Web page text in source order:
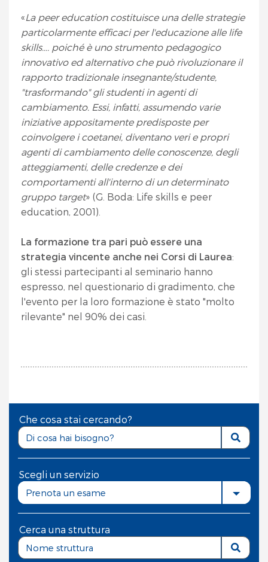
«La peer education costituisce una delle strategie
particolarmente efficaci per l'educazione alle life
skills…. poiché è uno strumento pedagogico
innovativo ed alternativo che può rivoluzionare il
rapporto tradizionale insegnante/studente,
"trasformando" gli studenti in agenti di
cambiamento. Essi, infatti, assumendo varie
iniziative appositamente predisposte per
coinvolgere i coetanei, diventano veri e propri
agenti di cambiamento delle conoscenze, degli
atteggiamenti, delle credenze e dei
comportamenti all'interno di un determinato
gruppo target» (G. Boda: Life skills e peer
education, 2001).
La formazione tra pari può essere una
strategia vincente anche nei Corsi di Laurea:
gli stessi partecipanti al seminario hanno
espresso, nel questionario di gradimento, che
l'evento per la loro formazione è stato "molto
rilevante" nel 90% dei casi.
Che cosa stai cercando?
Scegli un servizio
Prenota un esame
Cerca una struttura